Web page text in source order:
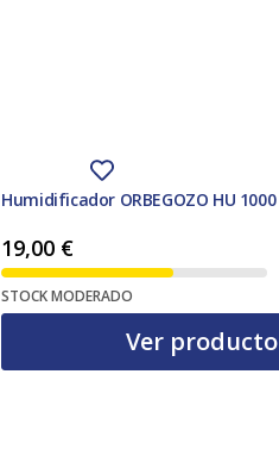
Humidificador ORBEGOZO HU 1000
19,00 €
STOCK MODERADO
Ver producto